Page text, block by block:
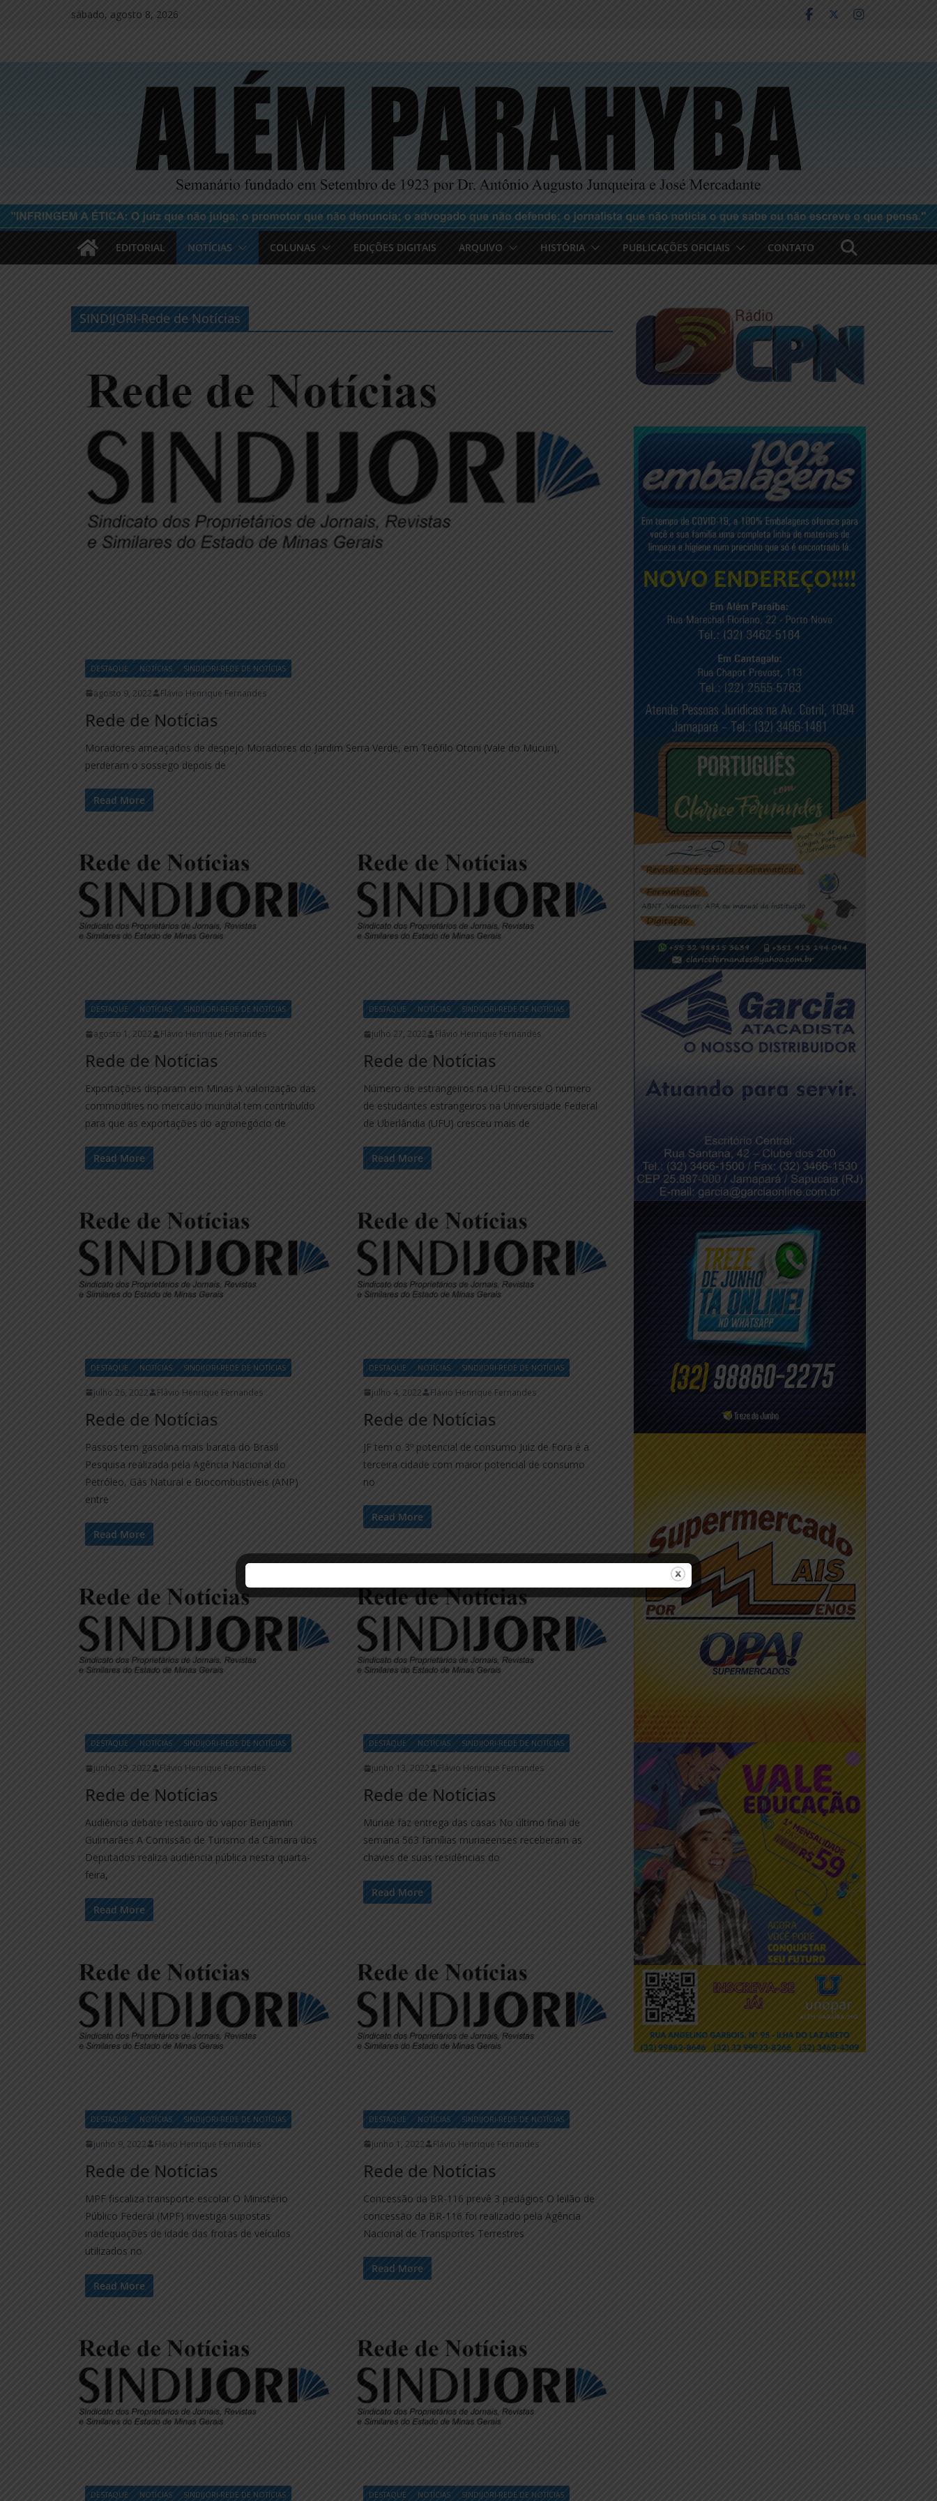
sábado, agosto 8, 2026
EDITORIAL NOTÍCIAS COLUNAS EDIÇÕES DIGITAIS ARQUIVO HISTÓRIA PUBLICAÇÕES OFICIAIS CONTATO
SINDIJORI-Rede de Notícias
DESTAQUE NOTÍCIAS SINDIJORI-REDE DE NOTÍCIAS
agosto 9, 2022 Flávio Henrique Fernandes
Rede de Notícias
Moradores ameaçados de despejo Moradores do Jardim Serra Verde, em Teófilo Otoni (Vale do Mucuri),
perderam o sossego depois de
Read More
DESTAQUE NOTÍCIAS SINDIJORI-REDE DE NOTÍCIAS
agosto 1, 2022 Flávio Henrique Fernandes
Rede de Notícias
Exportações disparam em Minas A valorização das
commodities no mercado mundial tem contribuído
para que as exportações do agronegócio de
Read More
DESTAQUE NOTÍCIAS SINDIJORI-REDE DE NOTÍCIAS
julho 27, 2022 Flávio Henrique Fernandes
Rede de Notícias
Número de estrangeiros na UFU cresce O número
de estudantes estrangeiros na Universidade Federal
de Uberlândia (UFU) cresceu mais de
Read More
DESTAQUE NOTÍCIAS SINDIJORI-REDE DE NOTÍCIAS
julho 26, 2022 Flávio Henrique Fernandes
Rede de Notícias
Passos tem gasolina mais barata do Brasil
Pesquisa realizada pela Agência Nacional do
Petróleo, Gás Natural e Biocombustíveis (ANP)
entre
Read More
DESTAQUE NOTÍCIAS SINDIJORI-REDE DE NOTÍCIAS
julho 4, 2022 Flávio Henrique Fernandes
Rede de Notícias
JF tem o 3º potencial de consumo Juiz de Fora é a
terceira cidade com maior potencial de consumo
no
Read More
DESTAQUE NOTÍCIAS SINDIJORI-REDE DE NOTÍCIAS
junho 29, 2022 Flávio Henrique Fernandes
Rede de Notícias
Audiência debate restauro do vapor Benjamin
Guimarães A Comissão de Turismo da Câmara dos
Deputados realiza audiência pública nesta quarta-
feira,
Read More
DESTAQUE NOTÍCIAS SINDIJORI-REDE DE NOTÍCIAS
junho 13, 2022 Flávio Henrique Fernandes
Rede de Notícias
Muriaé faz entrega das casas No último final de
semana 563 famílias muriaeenses receberam as
chaves de suas residências do
Read More
DESTAQUE NOTÍCIAS SINDIJORI-REDE DE NOTÍCIAS
junho 9, 2022 Flávio Henrique Fernandes
Rede de Notícias
MPF fiscaliza transporte escolar O Ministério
Público Federal (MPF) investiga supostas
inadequações de idade das frotas de veículos
utilizados no
Read More
DESTAQUE NOTÍCIAS SINDIJORI-REDE DE NOTÍCIAS
junho 1, 2022 Flávio Henrique Fernandes
Rede de Notícias
Concessão da BR-116 prevê 3 pedágios O leilão de
concessão da BR-116 foi realizado pela Agência
Nacional de Transportes Terrestres
Read More
DESTAQUE NOTÍCIAS SINDIJORI-REDE DE NOTÍCIAS DESTAQUE NOTÍCIAS SINDIJORI-REDE DE NOTÍCIAS